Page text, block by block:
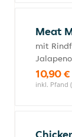
Meat
mit
10,90 €
inkl. Pfand